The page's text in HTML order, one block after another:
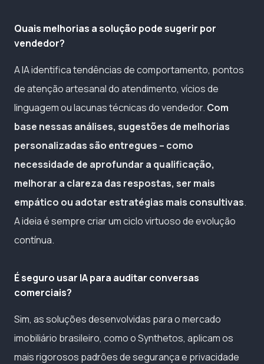
Quais melhorias a solução pode sugerir por
vendedor?
A IA identifica tendências de comportamento, pontos
de atenção artesanal do atendimento, vícios de
linguagem ou lacunas técnicas do vendedor. Com
base nessas análises, sugestões de melhorias
personalizadas são entregues – como
necessidade de aprofundar a qualificação,
melhorar a clareza das respostas, ser mais
empático ou adotar estratégias mais consultivas.
A ideia é sempre criar um ciclo virtuoso de evolução
contínua.
É seguro usar IA para auditar conversas
comerciais?
Sim, as soluções desenvolvidas para o mercado
imobiliário brasileiro, como o Synthetos, aplicam os
mais rigorosos padrões de segurança e privacidade